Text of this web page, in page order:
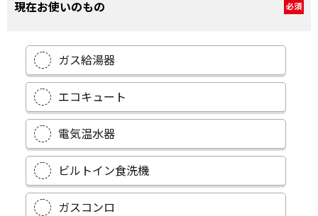
現在お使いのもの 必須
ガス給湯器
エコキュート
電気温水器
ビルトイン食洗機
ガスコンロ